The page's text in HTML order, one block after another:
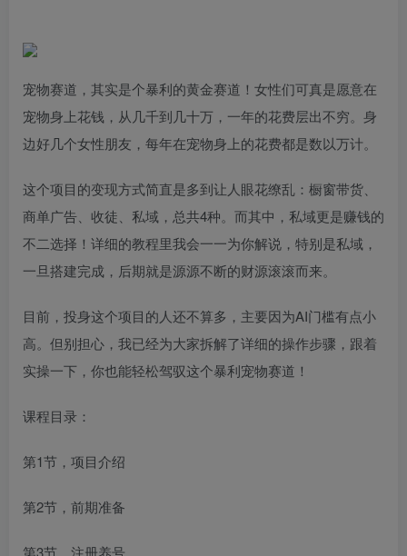
宠物赛道，其实是个暴利的黄金赛道！女性们可真是愿意在
宠物身上花钱，从几千到几十万，一年的花费层出不穷。身
边好几个女性朋友，每年在宠物身上的花费都是数以万计。
这个项目的变现方式简直是多到让人眼花缭乱：橱窗带货、
商单广告、收徒、私域，总共4种。而其中，私域更是赚钱的
不二选择！详细的教程里我会一一为你解说，特别是私域，
一旦搭建完成，后期就是源源不断的财源滚滚而来。
目前，投身这个项目的人还不算多，主要因为AI门槛有点小
高。但别担心，我已经为大家拆解了详细的操作步骤，跟着
实操一下，你也能轻松驾驭这个暴利宠物赛道！
课程目录：
第1节，项目介绍
第2节，前期准备
第3节，注册养号